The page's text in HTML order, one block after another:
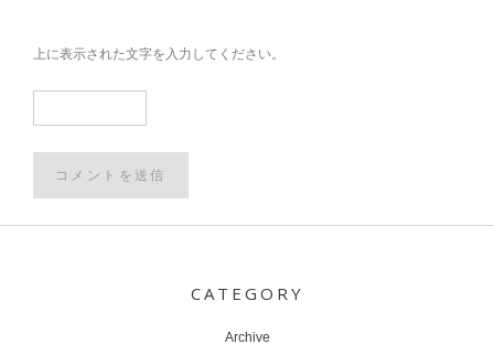
上に表示された文字を入力してください。
CATEGORY
Archive